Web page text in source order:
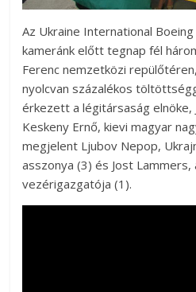
Az Ukraine International
kameránk előtt tegnap fél
Ferenc nemzetközi
nyolcvan százalékos
érkezett a légitársaság elnöke,
Keskeny Ernő, kievi magyar
megjelent Ljubov Nepop,
asszonya (3) és Jost
vezérigazgatója (1).